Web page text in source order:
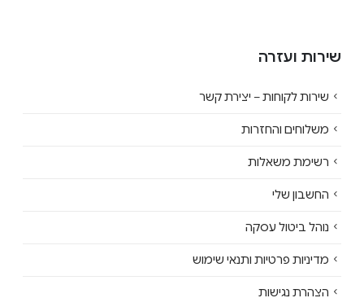
שירות ועזרה
שירות לקוחות – יצירת קשר
משלוחים והחזרות
רשימת משאלות
החשבון שלי
נוהל ביטול עסקה
מדיניות פרטיות ותנאי שימוש
הצהרת נגישות